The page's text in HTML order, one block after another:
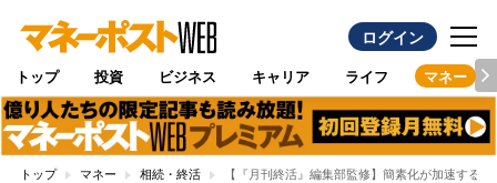
ログイン
トップ 投資 ビジネス キャリア ライフ マネー
トップ マネー 相続・終活 【『月刊終活』編集部監修】簡素化が加速す